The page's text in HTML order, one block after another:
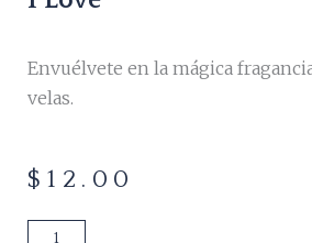
Envuélvete en la mágica
velas.
$ 12.00